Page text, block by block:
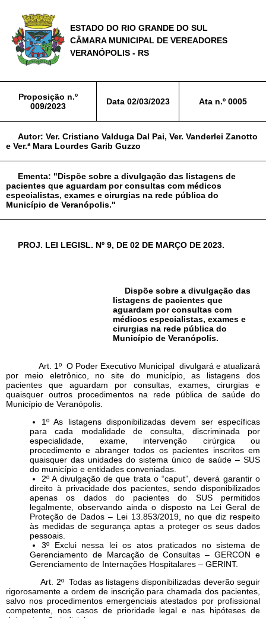
ESTADO DO RIO GRANDE DO SUL
CÂMARA MUNICIPAL DE VEREADORES
VERANÓPOLIS - RS
Proposição n.º
009/2023
Data02/03/2023 Ata n.º 0005
Autor: Ver. Cristiano Valduga Dal Pai, Ver. Vanderlei Zanotto
e Ver.ª Mara Lourdes Garib Guzzo
Ementa: "Dispõe sobre a divulgação das listagens de
pacientes que aguardam por consultas com médicos
especialistas, exames e cirurgias na rede pública do
Município de Veranópolis."
PROJ. LEI LEGISL. Nº 9, DE 02 DE MARÇO DE 2023.
Dispõe sobre a divulgação das
listagens de pacientes que
aguardam por consultas com
médicos especialistas, exames e
cirurgias na rede pública do
Município de Veranópolis.
Art. 1º O Poder Executivo Municipal divulgará e atualizará
por meio eletrônico, no site do município, as listagens dos
pacientes que aguardam por consultas, exames, cirurgias e
quaisquer outros procedimentos na rede pública de saúde do
Município de Veranópolis.
1º As listagens disponibilizadas devem ser específicas
para cada modalidade de consulta, discriminada por
especialidade, exame, intervenção cirúrgica ou
procedimento e abranger todos os pacientes inscritos em
quaisquer das unidades do sistema único de saúde – SUS
do município e entidades conveniadas.
2º A divulgação de que trata o “caput”, deverá garantir o
direito à privacidade dos pacientes, sendo disponibilizados
apenas os dados do pacientes do SUS permitidos
legalmente, observando ainda o disposto na Lei Geral de
Proteção de Dados – Lei 13.853/2019, no que diz respeito
às medidas de segurança aptas a proteger os seus dados
pessoais.
3º Exclui nessa lei os atos praticados no sistema de
Gerenciamento de Marcação de Consultas – GERCON e
Gerenciamento de Internações Hospitalares – GERINT.
Art. 2º Todas as listagens disponibilizadas deverão seguir
rigorosamente a ordem de inscrição para chamada dos pacientes,
salvo nos procedimentos emergenciais atestados por profissional
competente, nos casos de prioridade legal e nas hipóteses de